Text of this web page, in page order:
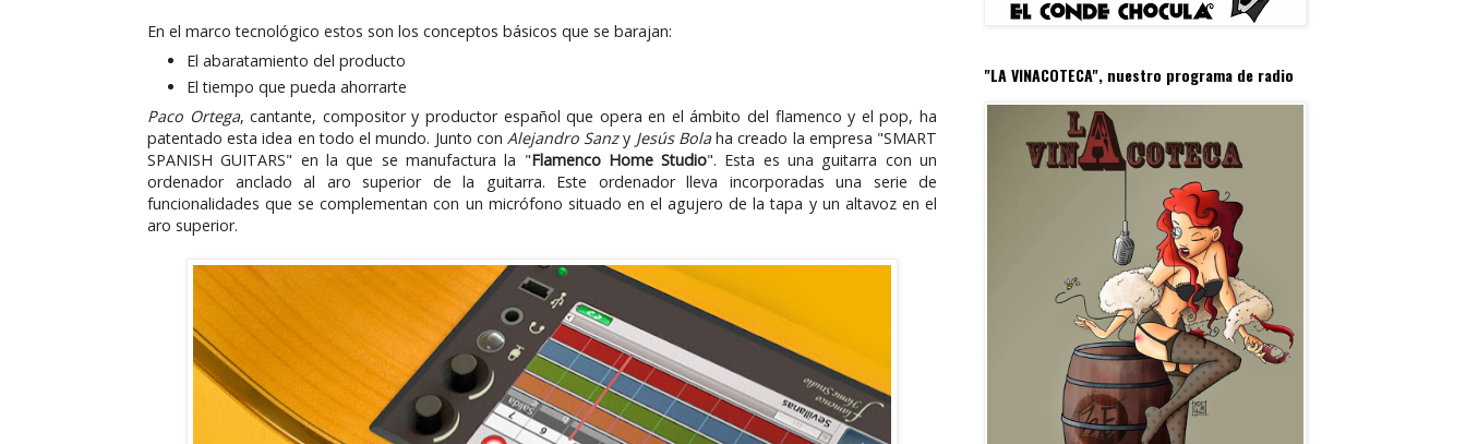
En el marco tecnológico estos son los conceptos básicos que se barajan:
El abaratamiento del producto
El tiempo que pueda ahorrarte
Paco Ortega, cantante, compositor y productor español que opera en el ámbito del flamenco y el pop, ha
patentado esta idea en todo el mundo. Junto con Alejandro Sanzy Jesús Bolaha creado la empresa "SMART
SPANISH GUITARS" en la que se manufactura la "Flamenco Home Studio". Esta es una guitarra con un
ordenador anclado al aro superior de la guitarra. Este ordenador lleva incorporadas una serie de
funcionalidades que se complementan con un micrófono situado en el agujero de la tapa y un altavoz en el
aro superior.
"LA VINACOTECA", nuestro programa de radio